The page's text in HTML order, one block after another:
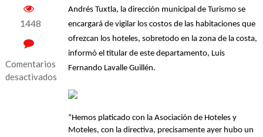
1448
Comentarios
desactivados
Andrés Tuxtla, la dirección municipal de Turismo se
encargará de vigilar los costos de las habitaciones que
ofrezcan los hoteles, sobretodo en la zona de la costa,
informó el titular de este departamento, Luis
Fernando Lavalle Guillén.
“Hemos platicado con la Asociación de Hoteles y
Moteles, con la directiva, precisamente ayer hubo un